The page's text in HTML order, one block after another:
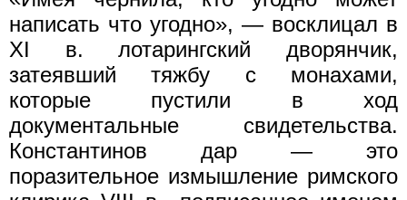
написать что угодно», — восклицал в
XI в. лотарингский дворянчик,
затеявший тяжбу с монахами,
которые пустили в ход
документальные свидетельства.
Константинов дар — это
поразительное измышление римского